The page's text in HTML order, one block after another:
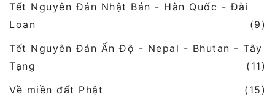
Tết Nguyên Đán Nhật Bản - Hàn Quốc - Đài
Loan
(9)
Tết Nguyên Đán Ấn Độ - Nepal - Bhutan - Tây
Tạng
(11)
Về miền đất Phật
(15)